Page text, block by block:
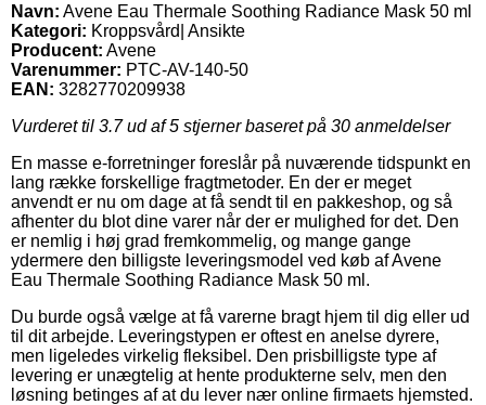
Navn: Avene Eau Thermale Soothing Radiance Mask 50 ml
Kategori: Kroppsvård| Ansikte
Producent: Avene
Varenummer: PTC-AV-140-50
EAN: 3282770209938
Vurderet til 3.7ud af 5 stjerner baseret på 30 anmeldelser
En masse e-forretninger foreslår på nuværende tidspunkt en
lang række forskellige fragtmetoder. En der er meget
anvendt er nu om dage at få sendt til en pakkeshop, og så
afhenter du blot dine varer når der er mulighed for det. Den
er nemlig i høj grad fremkommelig, og mange gange
ydermere den billigste leveringsmodel ved køb af Avene
Eau Thermale Soothing Radiance Mask 50 ml.
Du burde også vælge at få varerne bragt hjem til dig eller ud
til dit arbejde. Leveringstypen er oftest en anelse dyrere,
men ligeledes virkelig fleksibel. Den prisbilligste type af
levering er unægtelig at hente produkterne selv, men den
løsning betinges af at du lever nær online firmaets hjemsted.